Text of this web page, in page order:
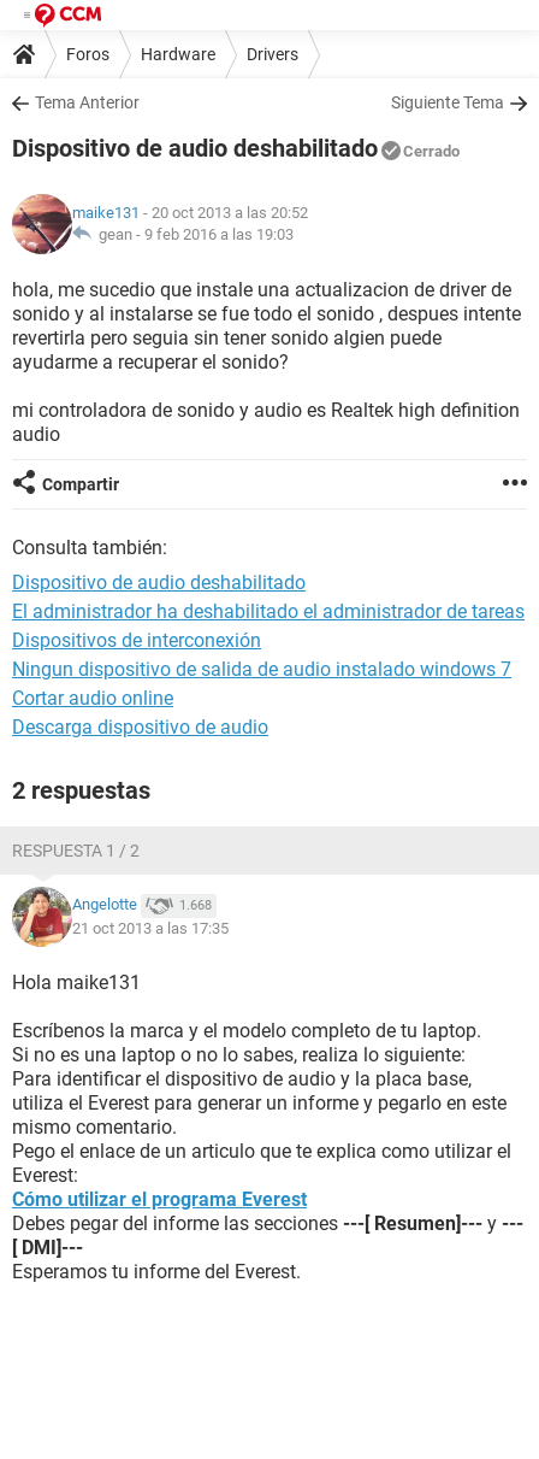
Foros Hardware Drivers
Tema Anterior Siguiente Tema
Dispositivo de audio deshabilitado Cerrado
maike131 - 20 oct 2013 a las 20:52
gean - 9 feb 2016 a las 19:03
hola, me sucedio que instale una actualizacion de driver de
sonido y al instalarse se fue todo el sonido , despues intente
revertirla pero seguia sin tener sonido algien puede
ayudarme a recuperar el sonido?
mi controladora de sonido y audio es Realtek high definition
audio
Compartir
Consulta también:
Dispositivo de audio deshabilitado
El administrador ha deshabilitado el administrador de tareas
Dispositivos de interconexión
Ningun dispositivo de salida de audio instalado windows 7
Cortar audio online
Descarga dispositivo de audio
2 respuestas
RESPUESTA 1 / 2
Angelotte 1.668
21 oct 2013 a las 17:35
Hola maike131
Escríbenos la marca y el modelo completo de tu laptop.
Si no es una laptop o no lo sabes, realiza lo siguiente:
Para identificar el dispositivo de audio y la placa base,
utiliza el Everest para generar un informe y pegarlo en este
mismo comentario.
Pego el enlace de un articulo que te explica como utilizar el
Everest:
Cómo utilizar el programa Everest
Debes pegar del informe las secciones ---[ Resumen]--- y ---
[ DMI]---
Esperamos tu informe del Everest.